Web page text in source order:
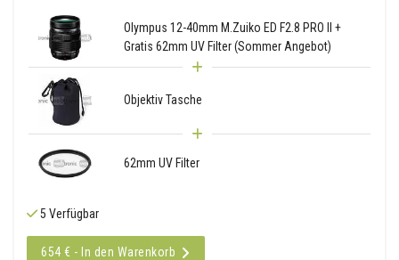
Olympus 12-40mm M.Zuiko ED F2.8 PRO II +
Gratis 62mm UV Filter (Sommer Angebot)
Objektiv Tasche
62mm UV Filter
5 Verfügbar
654 € - In den Warenkorb